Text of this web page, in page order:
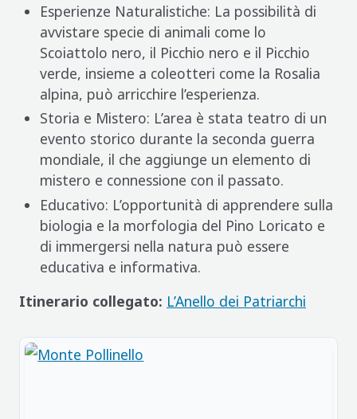
Esperienze Naturalistiche: La possibilità di
avvistare specie di animali come lo
Scoiattolo nero, il Picchio nero e il Picchio
verde, insieme a coleotteri come la Rosalia
alpina, può arricchire l’esperienza.
Storia e Mistero: L’area è stata teatro di un
evento storico durante la seconda guerra
mondiale, il che aggiunge un elemento di
mistero e connessione con il passato.
Educativo: L’opportunità di apprendere sulla
biologia e la morfologia del Pino Loricato e
di immergersi nella natura può essere
educativa e informativa.
Itinerario collegato: L’Anello dei Patriarchi